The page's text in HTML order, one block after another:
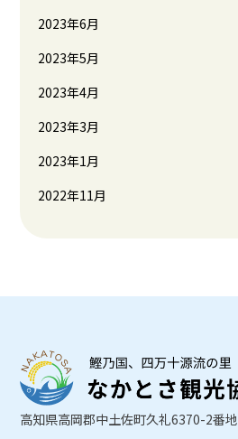
2023年6月
2023年5月
2023年4月
2023年3月
2023年1月
2022年11月
高知県高岡郡中土佐町久礼6370-2番地